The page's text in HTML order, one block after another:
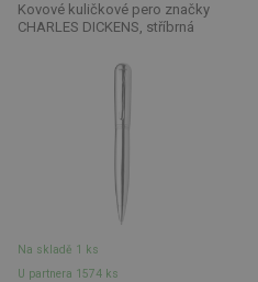
Kovové kuličkové pero značky
CHARLES DICKENS, stříbrná
Na skladě 1 ks
U partnera 1574 ks